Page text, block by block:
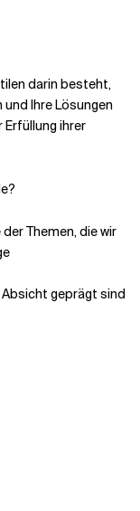
darin besteht,
Ihre Lösungen
Erfüllung ihrer
Themen, die wir
geprägt sind